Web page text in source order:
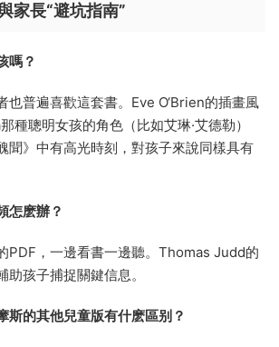
家長“避坑指南”
嗎？
也普遍喜歡這套書。Eve O‘Brien的插畫風
種聰明女孩的角色（比如艾琳·艾德勒）
》中有高光時刻，對孩子來說同樣具有
怎麽辦？
PDF，一邊看書一邊聽。Thomas Judd的
孩子捕捉關鍵信息。
斯的其他兒童版有什麽區别？